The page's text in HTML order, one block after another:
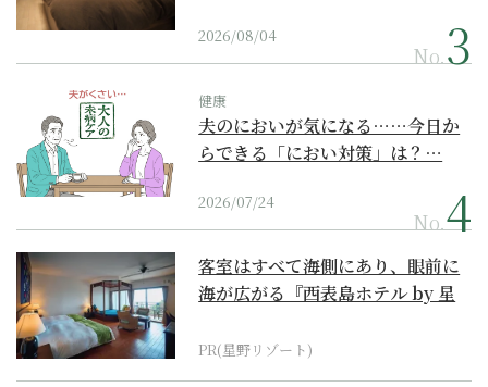
2026/08/04
No.
健康
夫のにおいが気になる……今日か
らできる「におい対策」は？…
2026/07/24
No.
客室はすべて海側にあり、眼前に
海が広がる『西表島ホテル by 星
PR(星野リゾート)